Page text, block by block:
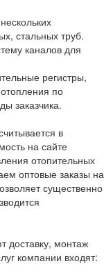
стальных труб.
каналов для
регистры,
по
заказчика.
в
на сайте
отопительных
оптовые заказы на
существенно
доставку, монтаж
компании входят: